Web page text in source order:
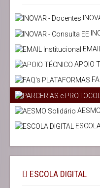
APOIO
ESCOLA DIGITAL